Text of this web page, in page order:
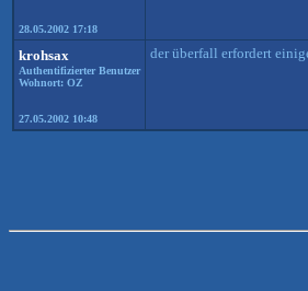
28.05.2002 17:18
krohsax
Authentifizierter Benutzer
Wohnort: OZ
27.05.2002 10:48
der überfall erfordert